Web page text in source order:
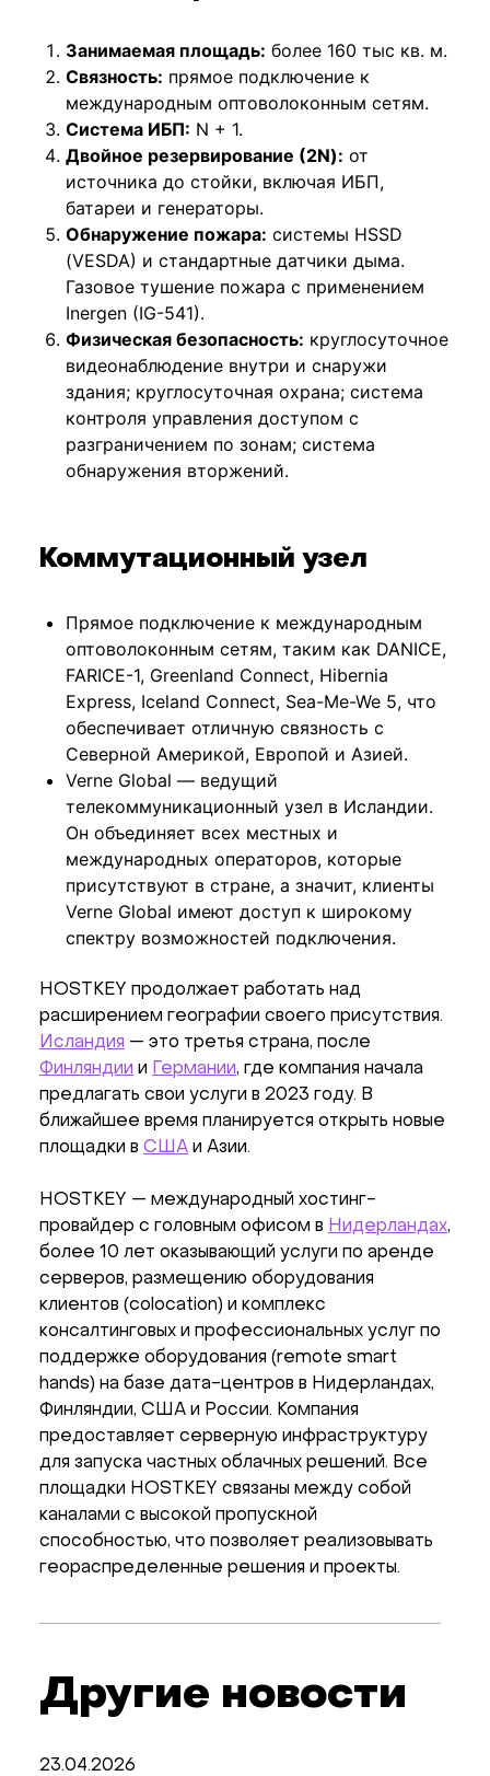
Занимаемая площадь: более 160 тыс кв. м.
Связность: прямое подключение к
международным оптоволоконным сетям.
Система ИБП: N + 1.
Двойное резервирование (2N): от
источника до стойки, включая ИБП,
батареи и генераторы.
Обнаружение пожара: системы HSSD
(VESDA) и стандартные датчики дыма.
Газовое тушение пожара с применением
Inergen (IG-541).
Физическая безопасность: круглосуточное
видеонаблюдение внутри и снаружи
здания; круглосуточная охрана; система
контроля управления доступом с
разграничением по зонам; система
обнаружения вторжений.
Коммутационный узел
Прямое подключение к международным
оптоволоконным сетям, таким как DANICE,
FARICE-1, Greenland Connect, Hibernia
Express, Iceland Connect, Sea-Me-We 5, что
обеспечивает отличную связность с
Северной Америкой, Европой и Азией.
Verne Global — ведущий
телекоммуникационный узел в Исландии.
Он объединяет всех местных и
международных операторов, которые
присутствуют в стране, а значит, клиенты
Verne Global имеют доступ к широкому
спектру возможностей подключения.
HOSTKEY продолжает работать над
расширением географии своего присутствия.
Исландия — это третья страна, после
Финляндии и Германии, где компания начала
предлагать свои услуги в 2023 году. В
ближайшее время планируется открыть новые
площадки в США и Азии.
HOSTKEY — международный хостинг-
провайдер с головным офисом в Нидерландах,
более 10 лет оказывающий услуги по аренде
серверов, размещению оборудования
клиентов (colocation) и комплекс
консалтинговых и профессиональных услуг по
поддержке оборудования (remote smart
hands) на базе дата-центров в Нидерландах,
Финляндии, США и России. Компания
предоставляет серверную инфраструктуру
для запуска частных облачных решений. Все
площадки HOSTKEY связаны между собой
каналами с высокой пропускной
способностью, что позволяет реализовывать
геораспределенные решения и проекты.
Другие новости
23.04.2026